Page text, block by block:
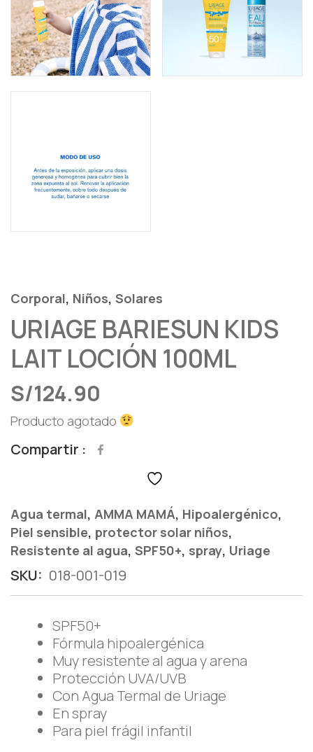
Corporal, Niños, Solares
URIAGE BARIESUN KIDS
LAIT LOCIÓN 100ML
S/124.90
Producto agotado
Compartir
Agua termal, AMMA MAMÁ, Hipoalergénico,
Piel sensible, protector solar niños,
Resistente al agua, SPF50+, spray, Uriage
SKU: 018-001-019
SPF50+
Fórmula hipoalergénica
Muy resistente al agua y arena
Protección UVA/UVB
Con Agua Termal de Uriage
En spray
Para piel frágil infantil